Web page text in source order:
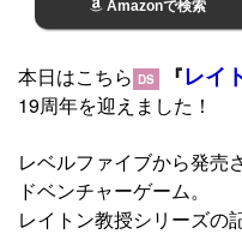
Amazonで検索
本日はこちら DS 『レイ
19周年を迎えました！
レベルファイブから発売
ドベンチャーゲーム。
レイトン教授シリーズの